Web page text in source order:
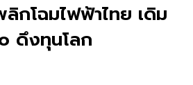
กโฉมไฟฟ้าไทย เดิม
ดึงทุนโลก